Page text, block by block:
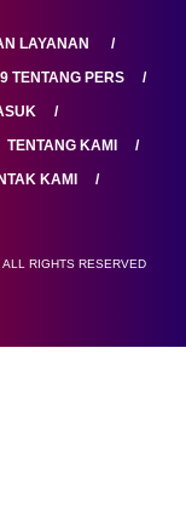
LAYANAN
TENTANG PERS
TENTANG KAMI
KAMI
RIGHTS RESERVED